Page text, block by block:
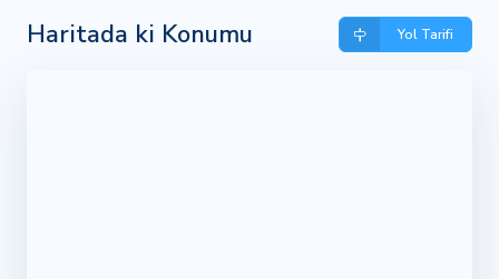
Haritada ki Konumu Yol Tarifi